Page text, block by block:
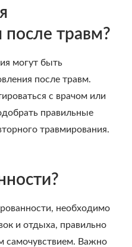
после травм?
могут быть
после травм.
с врачом или
правильные
травмирования.
необходимо
и отдыха, правильно
самочувствием. Важно